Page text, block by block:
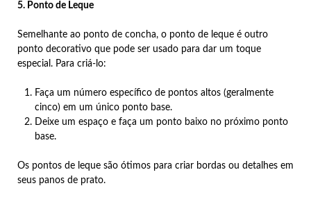
5. Ponto de Leque
Semelhante ao ponto de concha, o ponto de leque é outro
ponto decorativo que pode ser usado para dar um toque
especial. Para criá-lo:
Faça um número específico de pontos altos (geralmente
cinco) em um único ponto base.
Deixe um espaço e faça um ponto baixo no próximo ponto
base.
Os pontos de leque são ótimos para criar bordas ou detalhes em
seus panos de prato.